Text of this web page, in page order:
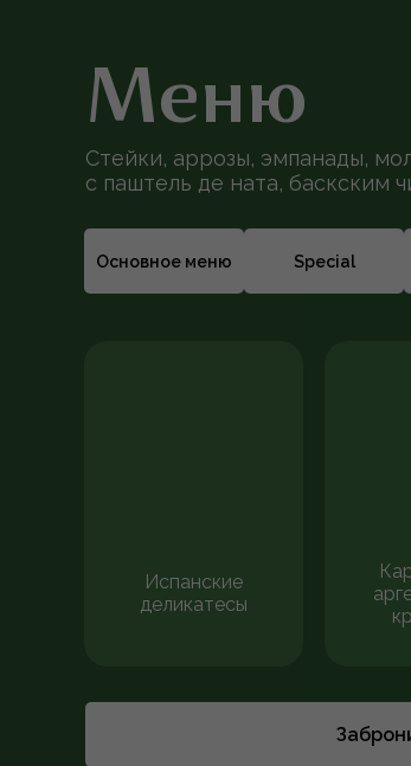
Стейки, аррозы, эмпанады,
с паштель де ната, баскским
Меню
Испанские
деликатесы
Основное меню Special